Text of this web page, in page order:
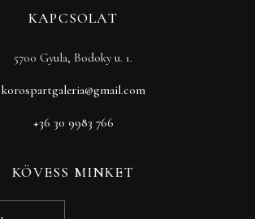
KAPCSOLAT
5700 Gyula, Bodoky u. 1.
korospartgaleria@gmail.com
+36 30 9983 766
KÖVESS MINKET